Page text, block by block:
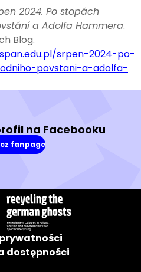
2024. Po stopách
a Adolfa Hammera.
Blog.
srpen-2024-po-
povstani-a-adolfa-
na Facebooku
fanpage
(w
dostępności